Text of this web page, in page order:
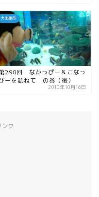
大田原市
298回 なかっぴー＆こなっ
ーを訪ねて の巻（後）
2010年10月16日
ンク